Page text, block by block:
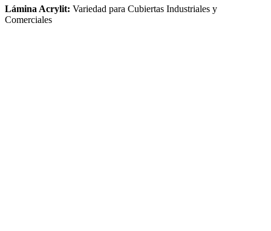
Lámina Acrylit: Variedad para Cubiertas Industriales y
Comerciales